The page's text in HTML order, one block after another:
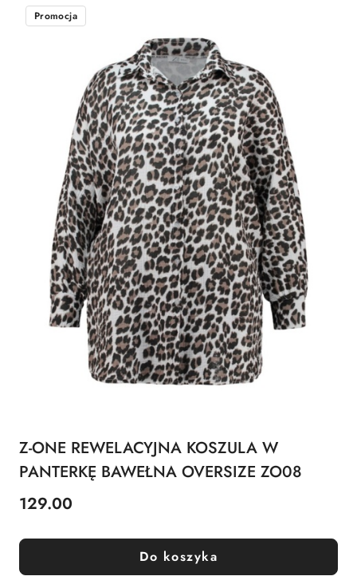
Promocja
Z-ONE REWELACYJNA KOSZULA W
PANTERKĘ BAWEŁNA OVERSIZE ZO08
Cena:
129.00
Do koszyka